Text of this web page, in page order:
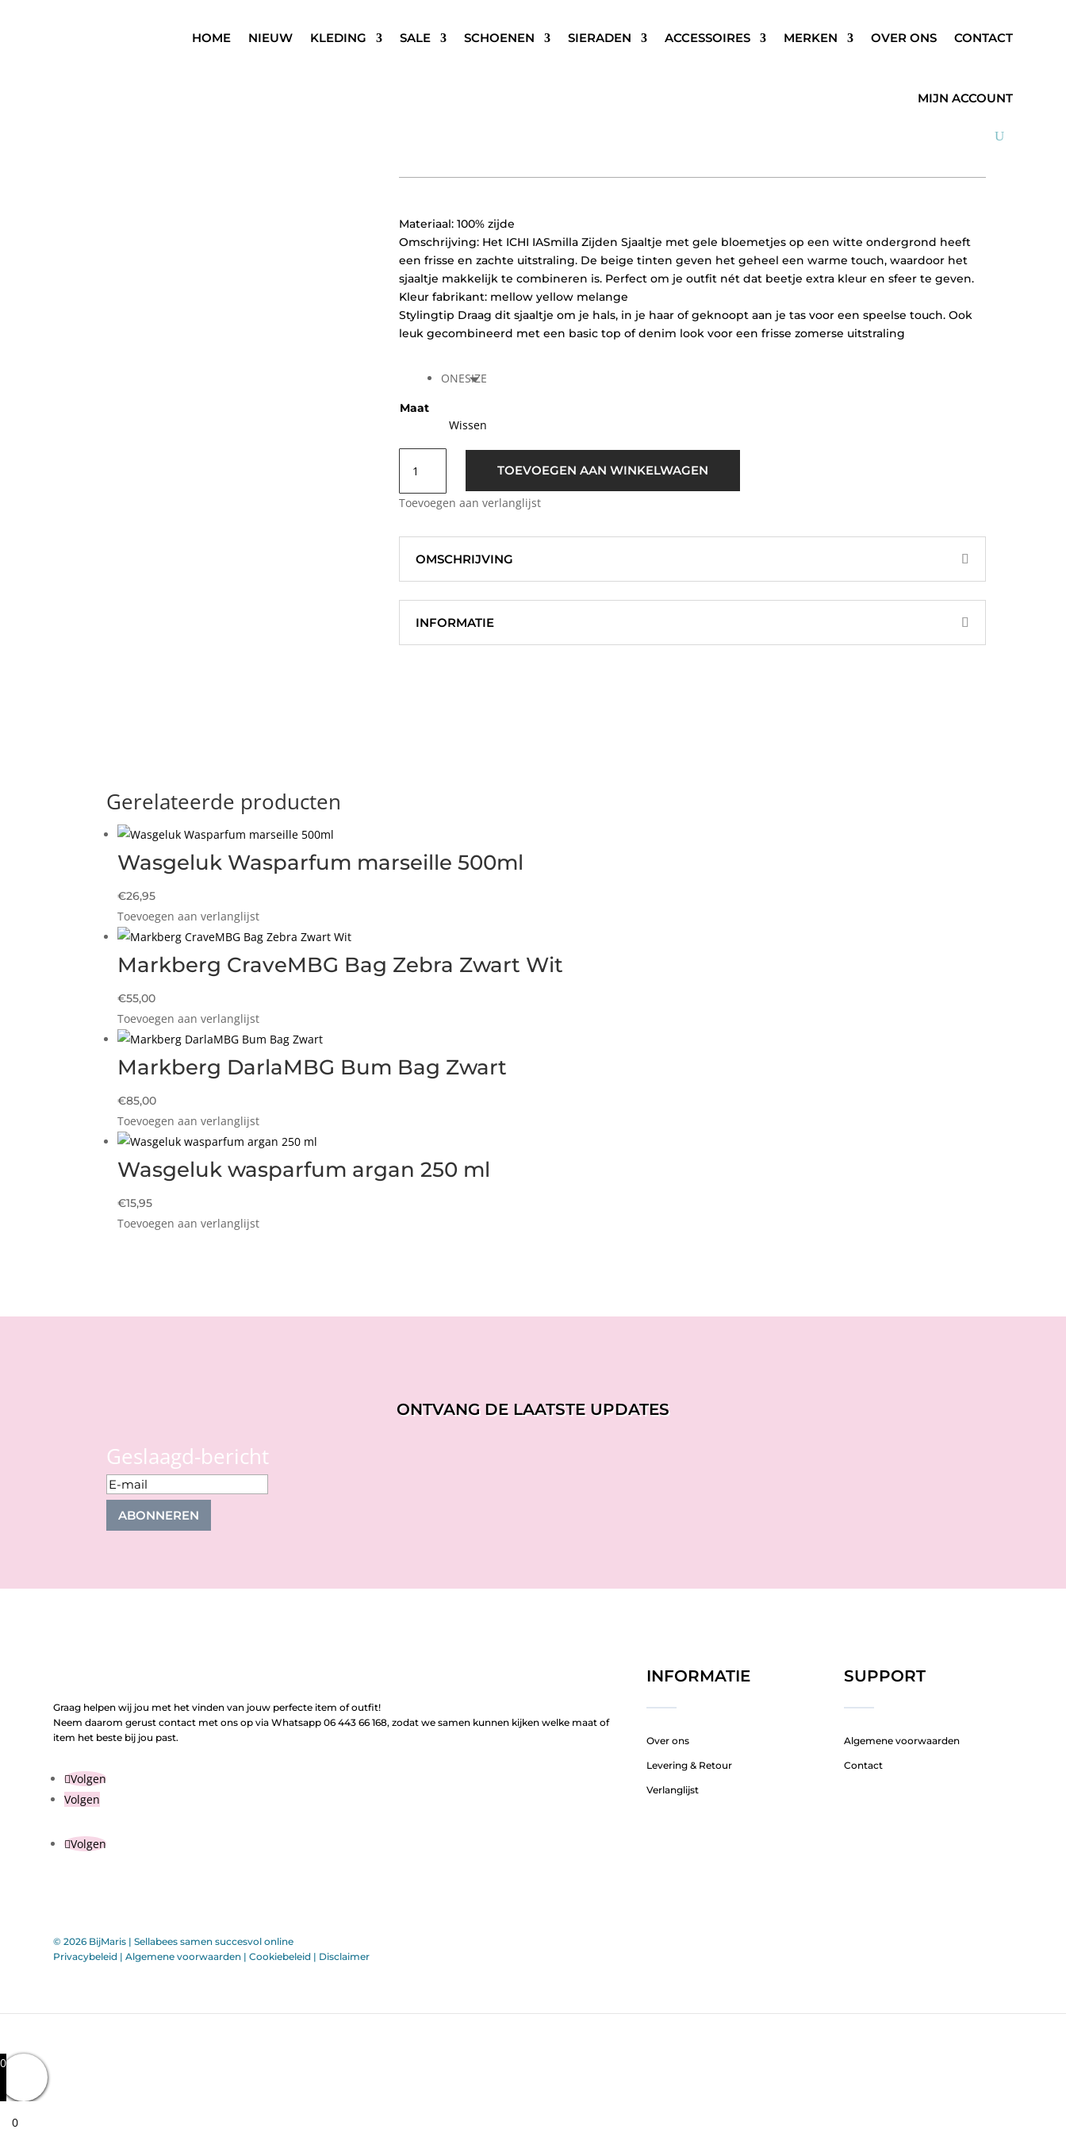
HOME NIEUW KLEDING SALE SCHOENEN SIERADEN ACCESSOIRES MERKEN OVER ONS CONTACT
MIJN ACCOUNT
Materiaal: 100% zijde
Omschrijving: Het ICHI IASmilla Zijden Sjaaltje met gele bloemetjes op een witte ondergrond heeft
een frisse en zachte uitstraling. De beige tinten geven het geheel een warme touch, waardoor het
sjaaltje makkelijk te combineren is. Perfect om je outfit nét dat beetje extra kleur en sfeer te geven.
Kleur fabrikant: mellow yellow melange
Stylingtip Draag dit sjaaltje om je hals, in je haar of geknoopt aan je tas voor een speelse touch. Ook
leuk gecombineerd met een basic top of denim look voor een frisse zomerse uitstraling
Maat
ONESIZE
Wissen
IASmilla
Zijden
Flower
aantal
TOEVOEGEN AAN WINKELWAGEN
Toevoegen aan verlanglijst
OMSCHRIJVING
INFORMATIE
Gerelateerde producten
Wasgeluk Wasparfum marseille 500ml
€26,95
Toevoegen aan verlanglijst
Markberg CraveMBG Bag Zebra Zwart Wit
€55,00
Toevoegen aan verlanglijst
Markberg DarlaMBG Bum Bag Zwart
€85,00
Toevoegen aan verlanglijst
Wasgeluk wasparfum argan 250 ml
€15,95
Toevoegen aan verlanglijst
ONTVANG DE LAATSTE UPDATES
Geslaagd-bericht
ABONNEREN
Graag helpen wij jou met het vinden van jouw perfecte item of outfit!
Neem daarom gerust contact met ons op via Whatsapp 06 443 66 168, zodat we samen kunnen kijken welke maat of
item het beste bij jou past.
Volgen
Volgen
Volgen
INFORMATIE
Over ons
Levering & Retour
Verlanglijst
SUPPORT
Algemene voorwaarden
Contact
© 2026 BijMaris |Sellabees samen succesvol online
Privacybeleid |Algemene voorwaarden |Cookiebeleid | Disclaimer
0
0